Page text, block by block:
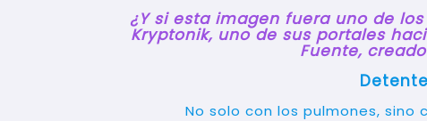
¿Y si esta imagen fuera uno de
Kryptonik, uno de sus portales
Fuente,
No solo con los pulmones,